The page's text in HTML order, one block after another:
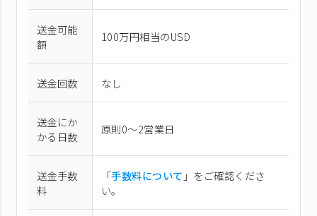
送金可能
額
100万円相当のUSD
送金回数 なし
送金にか
かる日数
原則0〜2営業日
送金手数
料
「手数料について 」をご確認くださ
い。